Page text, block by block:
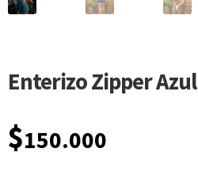
Enterizo Zipper
$150.000